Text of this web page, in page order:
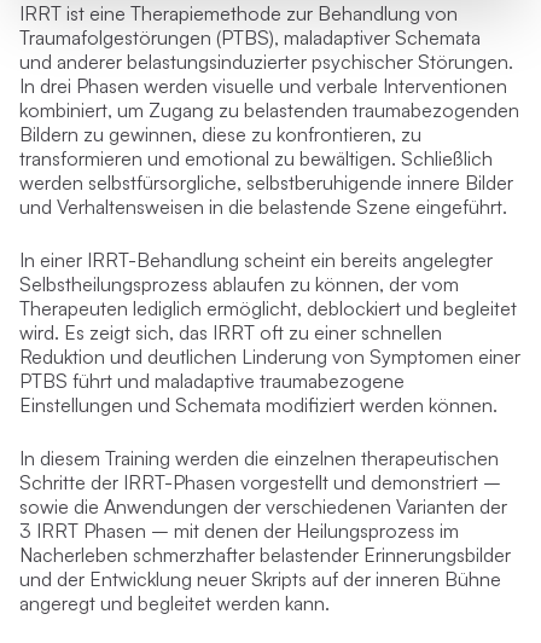
IRRT ist eine Therapie­methode zur Behandlung von
Traumafolgestörungen (PTBS), maladaptiver Schemata
und anderer belastungsinduzierter psychischer Störungen.
In drei Phasen werden visuelle und verbale Interventionen
kombiniert, um Zugang zu belastenden traumabezogenden
Bildern zu gewinnen, diese zu konfrontieren, zu
transformieren und emotional zu bewältigen. Schließlich
werden selbstfürsorgliche, selbstberuhigende innere Bilder
und Verhaltensweisen in die belastende Szene eingeführt.
In einer IRRT-Behandlung scheint ein bereits angelegter
Selbstheilungsprozess ablaufen zu können, der vom
Therapeuten lediglich ermöglicht, deblockiert und begleitet
wird. Es zeigt sich, das IRRT oft zu einer schnellen
Reduktion und deutlichen Linderung von Symptomen einer
PTBS führt und maladaptive traumabezogene
Einstellungen und Schemata modifiziert werden können.
In diesem Training werden die einzelnen therapeutischen
Schritte der IRRT-Phasen vorgestellt und demonstriert –
sowie die Anwendungen der verschiedenen Varianten der
3 IRRT Phasen – mit denen der Heilungsprozess im
Nacherleben schmerzhafter belastender Erinnerungsbilder
und der Entwicklung neuer Skripts auf der inneren Bühne
angeregt und begleitet werden kann.